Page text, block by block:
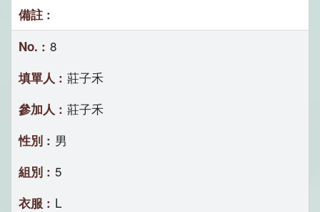
8
莊子禾
莊子禾
男
5
L